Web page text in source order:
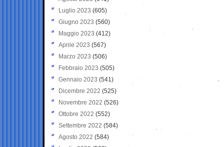
Luglio 2023 (605)
Giugno 2023 (560)
Maggio 2023 (412)
Aprile 2023 (567)
Marzo 2023 (506)
Febbraio 2023 (505)
Gennaio 2023 (541)
Dicembre 2022 (525)
Novembre 2022 (526)
Ottobre 2022 (552)
Settembre 2022 (584)
Agosto 2022 (584)